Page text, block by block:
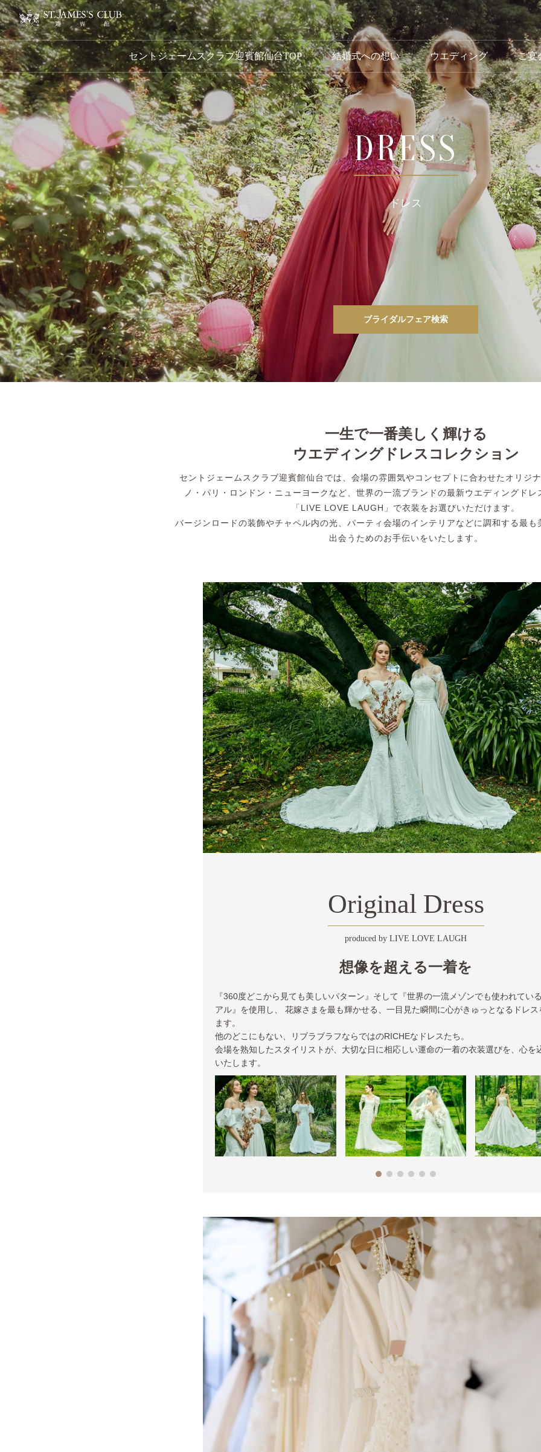
DRESS
ドレス
ブライダルフェア検索
セントジェームスクラブ迎賓館仙台TOP 結婚式への想い ウエディング ご宴
一生で一番美しく輝ける
ウエディングドレスコレクション
セントジェームスクラブ迎賓館仙台では、会場の雰囲気やコンセプトに合わせたオリジ
ノ・パリ・ロンドン・ニューヨークなど、世界の一流ブランドの最新ウエディングド
「LIVE LOVE LAUGH」で衣装をお選びいただけます。
バージンロードの装飾やチャペル内の光、パーティ会場のインテリアなどに調和する最も
出会うためのお手伝いをいたします。
Original Dress
produced by LIVE LOVE LAUGH
想像を超える一着を
『360度どこから見ても美しいパターン』そして『世界の一流メゾンでも使われてい
アル』を使用し、 花嫁さまを最も輝かせる、一目見た瞬間に心がきゅっとなるドレ
ます。
他のどこにもない、リブラブラフならではのRICHEなドレスたち。
会場を熟知したスタイリストが、大切な日に相応しい運命の一着の衣装選びを、心を
いたします。